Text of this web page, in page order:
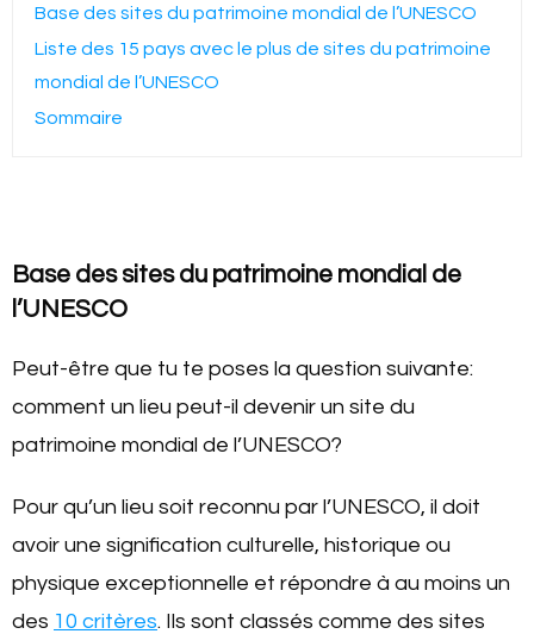
Base des sites du patrimoine mondial de l’UNESCO
Liste des 15 pays avec le plus de sites du patrimoine
mondial de l’UNESCO
Sommaire
Base des sites du patrimoine mondial de
l’UNESCO
Peut-être que tu te poses la question suivante:
comment un lieu peut-il devenir un site du
patrimoine mondial de l’UNESCO?
Pour qu’un lieu soit reconnu par l’UNESCO, il doit
avoir une signification culturelle, historique ou
physique exceptionnelle et répondre à au moins un
des 10 critères. Ils sont classés comme des sites